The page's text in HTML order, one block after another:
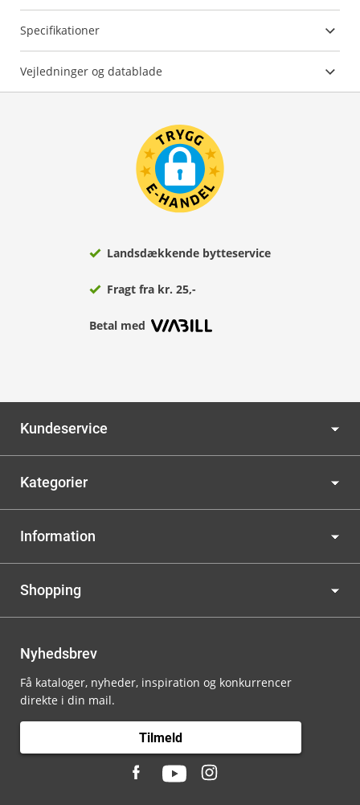
Specifikationer
Vejledninger og datablade
Landsdækkende bytteservice
Fragt fra kr. 25,-
Betal med
Kundeservice
Kategorier
Information
Shopping
Nyhedsbrev
Få kataloger, nyheder, inspiration og konkurrencer
direkte i din mail.
Tilmeld